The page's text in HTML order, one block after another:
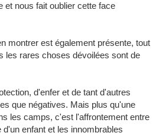
et nous fait oublier cette face
montrer est également présente, tout
les rares choses dévoilées sont de
d'enfer et de tant d'autres
que négatives. Mais plus qu'une
les camps, c'est l'affrontement entre
enfant et les innombrables